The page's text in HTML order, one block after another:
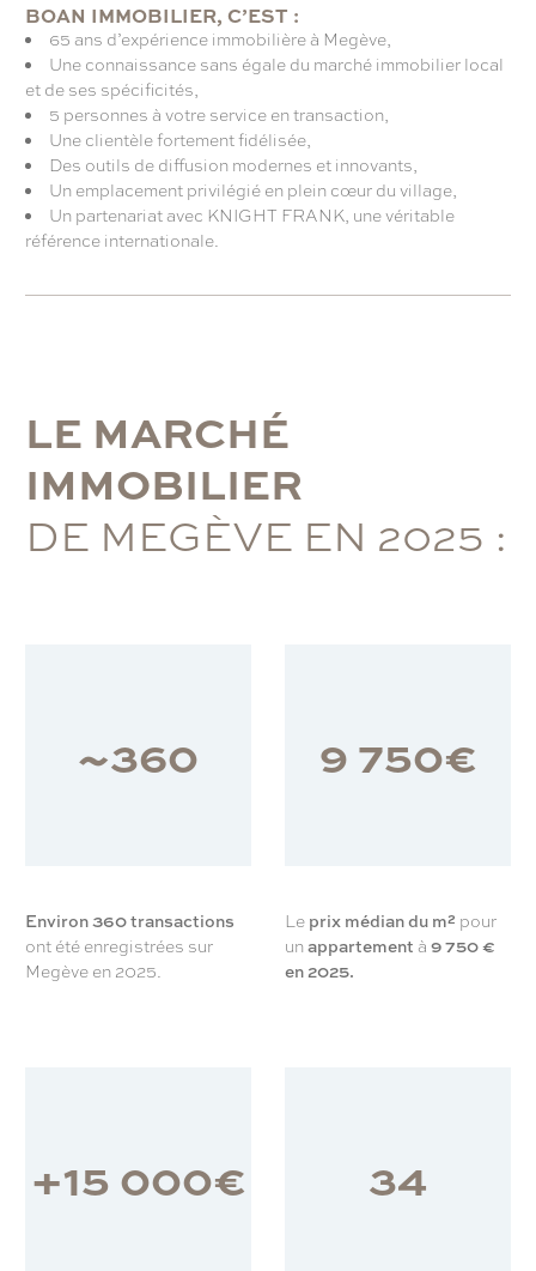
BOAN IMMOBILIER, C’EST :
65 ans d’expérience immobilière à Megève,
Une connaissance sans égale du marché immobilier local
et de ses spécificités,
5 personnes à votre service en transaction,
Une clientèle fortement fidélisée,
Des outils de diffusion modernes et innovants,
Un emplacement privilégié en plein cœur du village,
Un partenariat avec KNIGHT FRANK, une véritable
référence internationale.
LE MARCHÉ
IMMOBILIER
DE MEGÈVE EN 2025 :
~360
Environ 360 transactions
ont été enregistrées sur
Megève en 2025.
9 750€
Le prix médian du m² pour
unappartement à 9 750 €
en 2025.
+15 000€ 34